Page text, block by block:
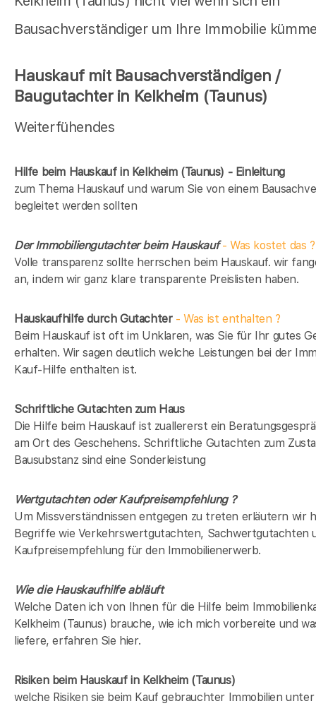
Bausachverständiger um Ihre Immobilie
Hauskauf mit Bausachverständigen /
Baugutachter in Kelkheim (Taunus)
Weiterfühendes
Hilfe beim Hauskauf in Kelkheim (Taunus) - Einleitung
zum Thema Hauskauf und warum Sie von einem
begleitet werden sollten
Der Immobiliengutachter beim Hauskauf- Was kostet das ?
Volle transparenz sollte herrschen beim Hauskauf. wir
an, indem wir ganz klare transparente Preislisten haben.
Hauskaufhilfe durch Gutachter- Was ist enthalten ?
Beim Hauskauf ist oft im Unklaren, was Sie für Ihr gutes
erhalten. Wir sagen deutlich welche Leistungen bei der
Kauf-Hilfe enthalten ist.
Schriftliche Gutachten zum Haus
Die Hilfe beim Hauskauf ist zuallererst ein
am Ort des Geschehens. Schriftliche Gutachten zum
Bausubstanz sind eine Sonderleistung
Wertgutachten oder Kaufpreisempfehlung ?
Um Missverständnissen entgegen zu treten erläutern wir
Begriffe wie Verkehrswertgutachten, Sachwertgutachten
Kaufpreisempfehlung für den Immobilienerwerb.
Wie die Hauskaufhilfe abläuft
Welche Daten ich von Ihnen für die Hilfe beim
Kelkheim (Taunus) brauche, wie ich mich vorbereite und
liefere, erfahren Sie hier.
Risiken beim Hauskaufin Kelkheim (Taunus)
welche Risiken sie beim Kauf gebrauchter Immobilien unter